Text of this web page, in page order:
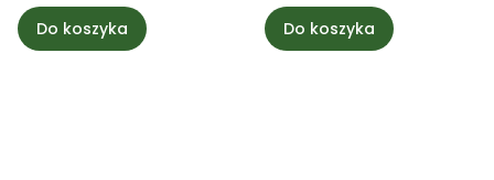
Do koszyka Do koszyka